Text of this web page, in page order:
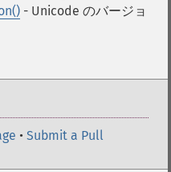
- Unicode のバージョ
• Submit a Pull